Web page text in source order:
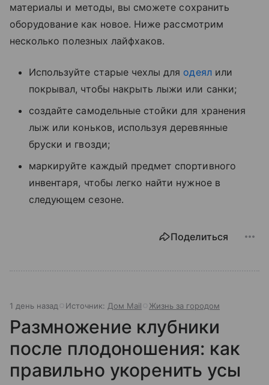
материалы и методы, вы сможете сохранить
оборудование как новое. Ниже рассмотрим
несколько полезных лайфхаков.
Используйте старые чехлы для одеялили
покрывал, чтобы накрыть лыжи или санки;
создайте самодельные стойки для хранения
лыж или коньков, используя деревянные
бруски и гвозди;
маркируйте каждый предмет спортивного
инвентаря, чтобы легко найти нужное в
следующем сезоне.
Поделиться
1 день назад Источник: Дом Mail Жизнь за городом
Размножение клубники
после плодоношения: как
правильно укоренить усы